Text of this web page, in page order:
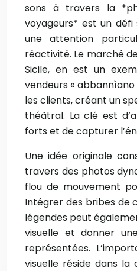
sons à travers la
voyageurs* est un
une attention
réactivité. Le marché
Sicile, en est un
vendeurs «
les clients, créant un
théâtral. La clé est
forts et de capturer
Une idée originale
travers des photos
flou de mouvement
Intégrer des bribes de
légendes peut
visuelle et donner
représentées.
visuelle réside dans la